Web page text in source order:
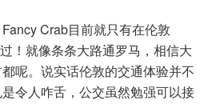
Crab目前就只有在伦敦
！就像条条大路通罗马，相信大
呢。说实话伦敦的交通体验并不
令人咋舌，公交虽然勉强可以接